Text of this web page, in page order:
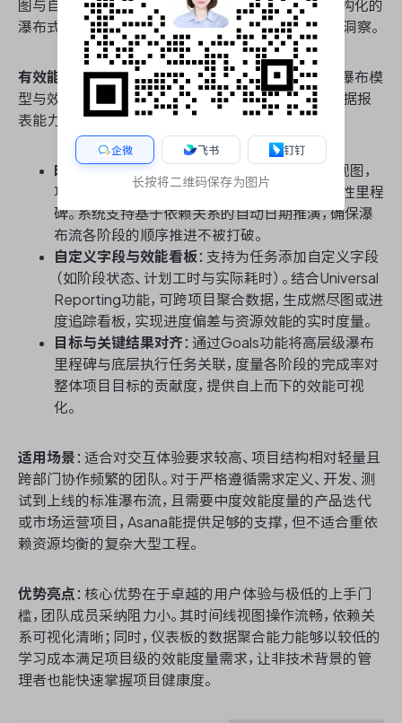
图与自定义字段的深度组合，Asana同样能够支撑结构化的
瀑布式项目管理，并在效能度量方面提供直观的数据洞察。
有效能度量功能的瀑布管理能力核心能力：Asana在瀑布模
型与效能度量的结合上，主要依赖其时间线管控与数据报
表能力：
时间线与里程碑管控
：通过甘特图式的时间线视图，
项目经理可直观设定任务的前置依赖关系与硬性里程
碑。系统支持基于依赖关系的自动日期推演，确保瀑
布流各阶段的顺序推进不被打破。
自定义字段与效能看板 ：支持为任务添加自定义字段
（如阶段状态、计划工时与实际耗时）。结合Universal
Reporting功能，可跨项目聚合数据，生成燃尽图或进
度追踪看板，实现进度偏差与资源效能的实时度量。
目标与关键结果对齐 ：通过Goals功能将高层级瀑布
里程碑与底层执行任务关联，度量各阶段的完成率对
整体项目目标的贡献度，提供自上而下的效能可视
化。
适用场景 ：适合对交互体验要求较高、项目结构相对轻量且
跨部门协作频繁的团队。对于严格遵循需求定义、开发、测
试到上线的标准瀑布流，且需要中度效能度量的产品迭代
或市场运营项目，Asana能提供足够的支撑，但不适合重依
赖资源均衡的复杂大型工程。
优势亮点 ：核心优势在于卓越的用户体验与极低的上手门
槛，团队成员采纳阻力小。其时间线视图操作流畅，依赖关
系可视化清晰；同时，仪表板的数据聚合能力能够以较低的
学习成本满足项目级的效能度量需求，让非技术背景的管
理者也能快速掌握项目健康度。
企微 飞书 钉钉
长按将二维码保存为图片